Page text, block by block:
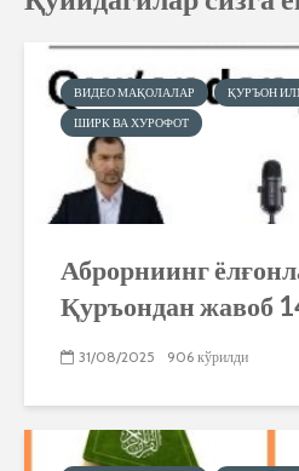
ВИДЕО МАҚОЛАЛАР
ҚУРЪОН
ШИРК ВА ХУРОФОТ
Аброрниинг
Қуръондан жавоб
31/08/2025 906 кўрилди